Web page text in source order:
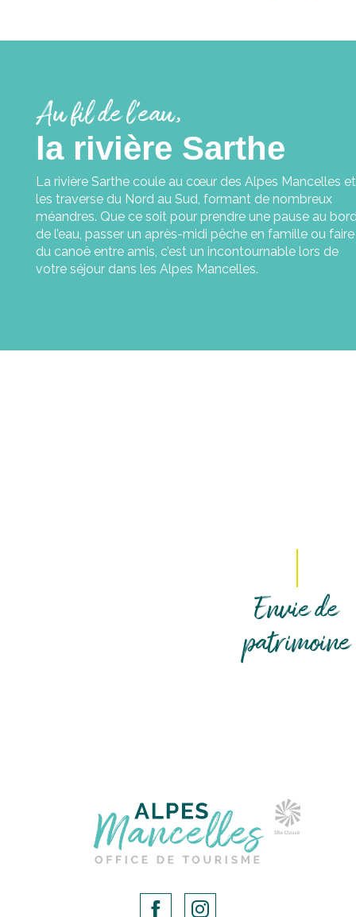
Au fil de l’eau,
la rivière Sarthe
La rivière Sarthe coule au cœur des Alpes Mancelles et
les traverse du Nord au Sud, formant de nombreux
méandres. Que ce soit pour prendre une pause au
de l’eau, passer un après-midi pêche en famille ou faire
du canoë entre amis, c’est un incontournable lors de
votre séjour dans les Alpes Mancelles.
Envie de
patrimoine